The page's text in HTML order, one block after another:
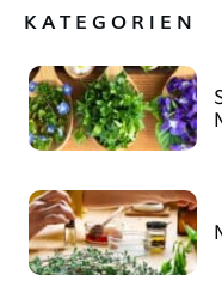
KATEGORIEN